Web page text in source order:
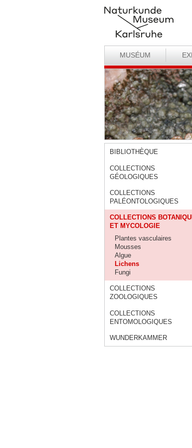
MUSÉUM
BIBLIOTHÈQUE
COLLECTIONS
GÉOLOGIQUES
COLLECTIONS
PALÉONTOLOGIQUES
COLLECTIONS
ET MYCOLOGIE
Plantes vasculaires
Mousses
Algue
Lichens
Fungi
COLLECTIONS
ZOOLOGIQUES
COLLECTIONS
ENTOMOLOGIQUES
WUNDERKAMMER